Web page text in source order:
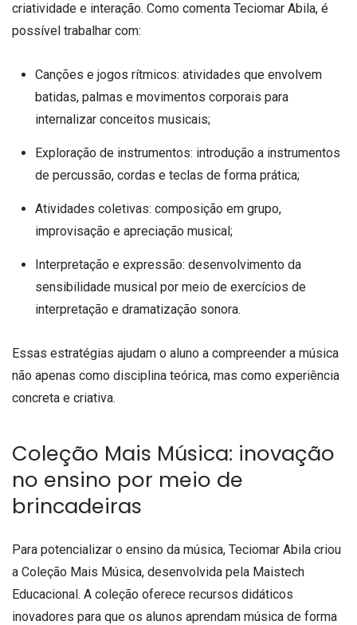
criatividade e interação. Como comenta Teciomar Abila, é
possível trabalhar com:
Canções e jogos rítmicos: atividades que envolvem
batidas, palmas e movimentos corporais para
internalizar conceitos musicais;
Exploração de instrumentos: introdução a instrumentos
de percussão, cordas e teclas de forma prática;
Atividades coletivas: composição em grupo,
improvisação e apreciação musical;
Interpretação e expressão: desenvolvimento da
sensibilidade musical por meio de exercícios de
interpretação e dramatização sonora.
Essas estratégias ajudam o aluno a compreender a música
não apenas como disciplina teórica, mas como experiência
concreta e criativa.
Coleção Mais Música: inovação
no ensino por meio de
brincadeiras
Para potencializar o ensino da música, Teciomar Abila criou
a Coleção Mais Música, desenvolvida pela Maistech
Educacional. A coleção oferece recursos didáticos
inovadores para que os alunos aprendam música de forma